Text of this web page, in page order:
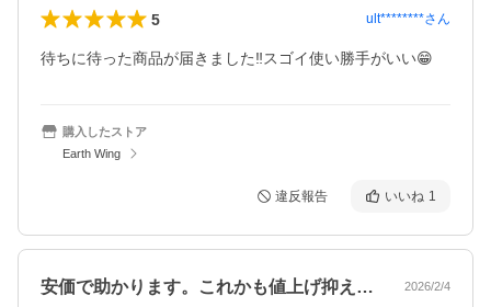
5 ult********さん
待ちに待った商品が届きました‼️スゴイ使い勝手がいい😁
購入したストア
Earth Wing
違反報告 いいね 1
安価で助かります。これかも値上げ抑えで… 2026/2/4